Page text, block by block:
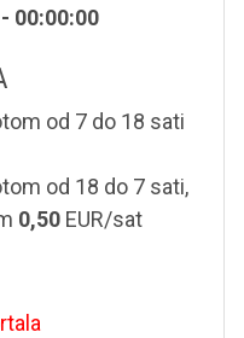
00:00:00
od 7 do 18 sati
od 18 do 7 sati,
0,50 EUR/sat